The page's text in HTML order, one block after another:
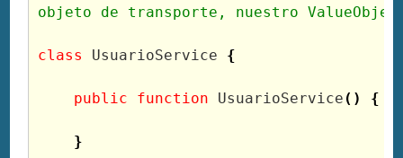
objeto de transporte, nuestro
class UsuarioService {
public function UsuarioService ( ) {
}